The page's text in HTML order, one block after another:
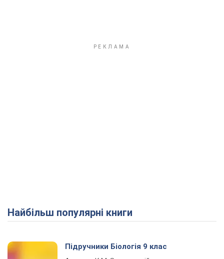
Найбільш популярні книги
Підручники Біологія 9 клас